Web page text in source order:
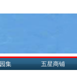
集 五星商铺